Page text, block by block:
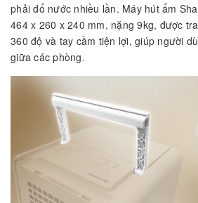
phải đổ nước nhiều lần. Máy hút ẩm
464 x 260 x 240 mm, nặng 9kg, được
360 độ và tay cầm tiện lợi, giúp người
giữa các phòng.